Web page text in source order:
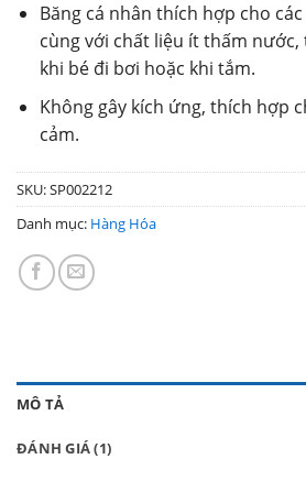
Băng cá nhân thích hợp cho
cùng với chất liệu ít thấm nước,
khi bé đi bơi hoặc khi tắm.
Không gây kích ứng, thích hợp
cảm.
SKU:SP002212
Danh mục: Hàng Hóa
MÔ TẢ
ĐÁNH GIÁ (1)